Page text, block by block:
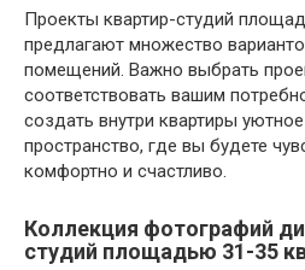
Проекты квартир-студий
предлагают множество
помещений. Важно выбрать
соответствовать вашим
создать внутри квартиры
пространство, где вы будете
комфортно и счастливо.
Коллекция фотографий
студий площадью 31-35